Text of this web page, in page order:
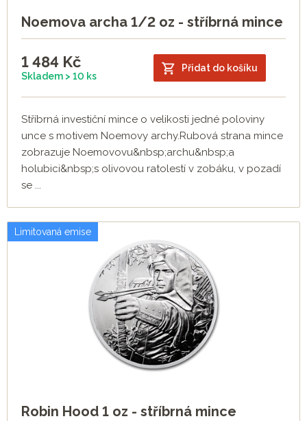
Noemova archa 1/2 oz - stříbrná mince
1 484 Kč
Skladem > 10 ks
Přidat do košíku
Stříbrná investiční mince o velikosti jedné poloviny
unce s motivem Noemovy archy.Rubová strana mince
zobrazuje Noemovovu&nbsp;archu&nbsp;a
holubici&nbsp;s olivovou ratolestí v zobáku, v pozadí
se ...
Limitovaná emise
Robin Hood 1 oz - stříbrná mince